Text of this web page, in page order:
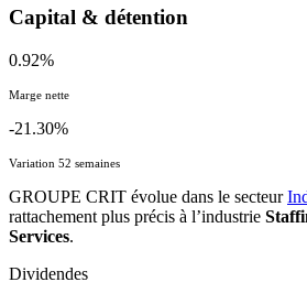
Capital & détention
0.92%
Marge nette
-21.30%
Variation 52 semaines
GROUPE CRIT évolue dans le secteur
rattachement plus précis à l’industrie
Services.
Dividendes